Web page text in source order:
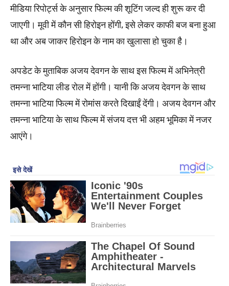
मीडिया रिपोर्ट्स के अनुसार फिल्म की शूटिंग जल्द ही शुरू कर दी
जाएगी। मूवी में कौन सी हिरोइन होंगी, इसे लेकर काफी बज बना हुआ
था और अब जाकर हिरोइन के नाम का खुलासा हो चुका है।
अपडेट के मुताबिक अजय देवगन के साथ इस फिल्म में अभिनेत्री
तमन्ना भाटिया लीड रोल में होंगी। यानी कि अजय देवगन के साथ
तमन्ना भाटिया फिल्म में रोमांस करते दिखाईं देंगी। अजय देवगन और
तमन्ना भाटिया के साथ फिल्म में संजय दत्त भी अहम भूमिका में नजर
आएंगे।